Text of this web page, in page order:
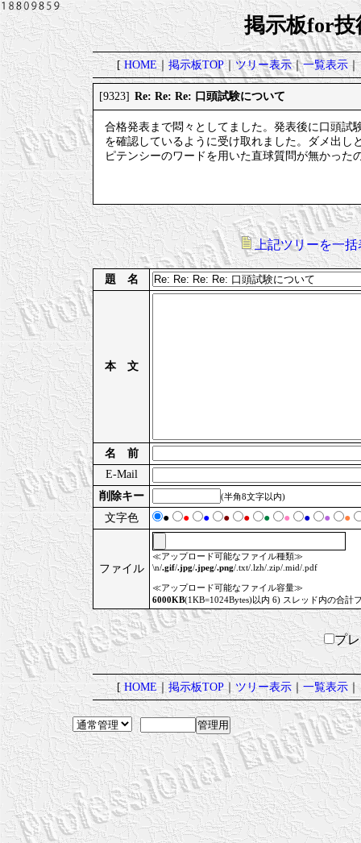
掲示板for技
[HOME｜掲示板TOP｜ツリー表示｜一覧表示｜
[9323] Re: Re: Re: 口頭試験について
合格発表まで悶々としてました。発表後に口頭試
を確認しているように受け取れました。ダメ出
ピテンシーのワードを用いた直球質問が無かった
上記ツリーを一括
題 名
本 文
名 前
E-Mail
削除キー
(半角8文字以内)
文字色 ● ● ● ● ● ● ● ● ● ●
ファイル
≪アップロード可能なファイル種類≫
\n/.gif/.jpg/.jpeg/.png/.txt/.lzh/.zip/.mid/.pdf
≪アップロード可能なファイル容量≫
6000KB(1KB=1024Bytes)以内 6) スレッド内の合計
プ
[HOME｜掲示板TOP｜ ツリー表示｜一覧表示｜